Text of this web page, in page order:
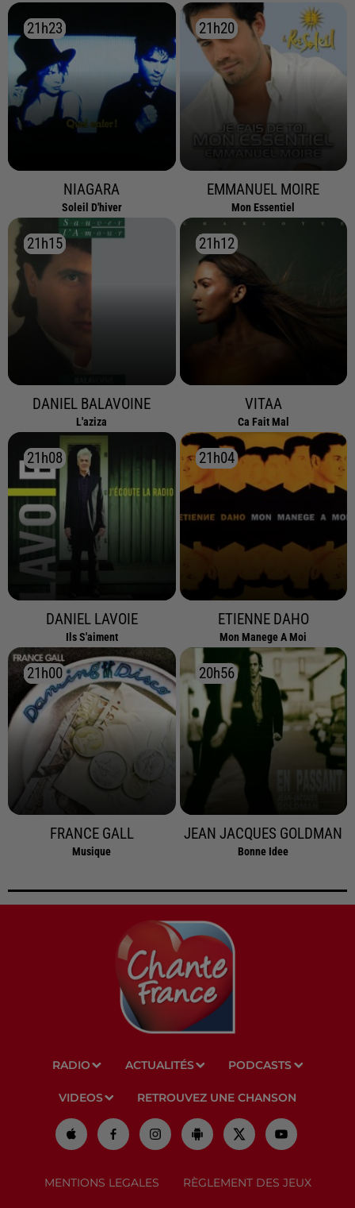
21h23
21h23
NIAGARA
Soleil D'hiver
21h20
21h20
EMMANUEL MOIRE
Mon Essentiel
21h15
21h15
DANIEL BALAVOINE
L'aziza
21h12
21h12
VITAA
Ca Fait Mal
21h08
21h08
DANIEL LAVOIE
Ils S'aiment
21h04
21h04
ETIENNE DAHO
Mon Manege A Moi
21h00
21h00
FRANCE GALL
Musique
20h56
20h56
JEAN JACQUES GOLDMAN
Bonne Idee
RADIO ACTUALITÉS PODCASTS
VIDEOS RETROUVEZ UNE CHANSON
MENTIONS LEGALES RÈGLEMENT DES JEUX